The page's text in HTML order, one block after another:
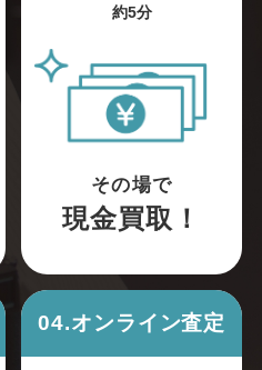
約5分
その場で
現金買取！
04.オンライン査定